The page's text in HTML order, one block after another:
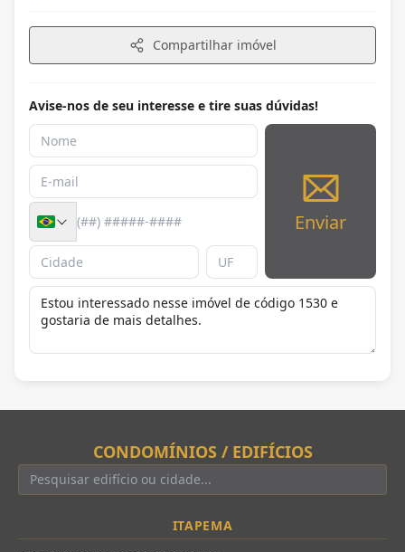
Compartilhar imóvel
Avise-nos de seu interesse e tire suas dúvidas!
Enviar
CONDOMÍNIOS / EDIFÍCIOS
ITAPEMA